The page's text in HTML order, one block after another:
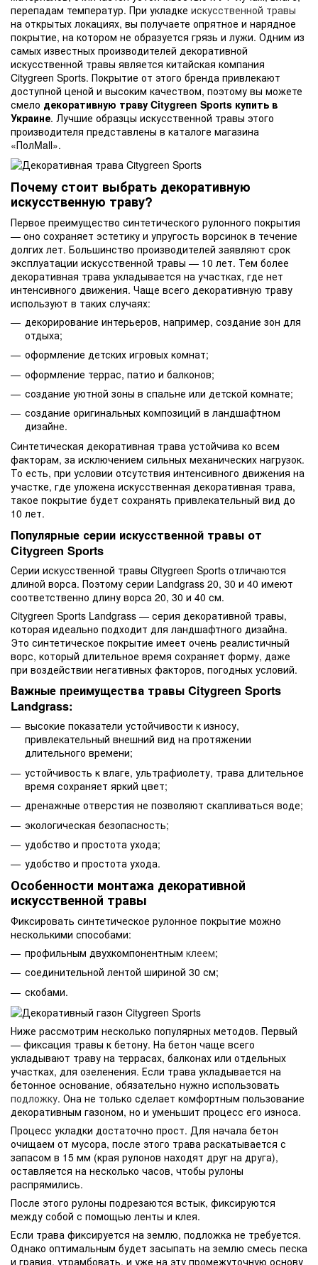
перепадам температур. При укладке искусственной травы
на открытых локациях, вы получаете опрятное и нарядное
покрытие, на котором не образуется грязь и лужи. Одним из
самых известных производителей декоративной
искусственной травы является китайская компания
Citygreen Sports. Покрытие от этого бренда привлекают
доступной ценой и высоким качеством, поэтому вы можете
смело декоративную траву Citygreen Sports купить в
Украине. Лучшие образцы искусственной травы этого
производителя представлены в каталоге магазина
«ПолMall».
Почему стоит выбрать декоративную
искусственную траву?
Первое преимущество синтетического рулонного покрытия
— оно сохраняет эстетику и упругость ворсинок в течение
долгих лет. Большинство производителей заявляют срок
эксплуатации искусственной травы — 10 лет. Тем более
декоративная трава укладывается на участках, где нет
интенсивного движения. Чаще всего декоративную траву
используют в таких случаях:
декорирование интерьеров, например, создание зон для
отдыха;
оформление детских игровых комнат;
оформление террас, патио и балконов;
создание уютной зоны в спальне или детской комнате;
создание оригинальных композиций в ландшафтном
дизайне.
Синтетическая декоративная трава устойчива ко всем
факторам, за исключением сильных механических нагрузок.
То есть, при условии отсутствия интенсивного движения на
участке, где уложена искусственная декоративная трава,
такое покрытие будет сохранять привлекательный вид до
10 лет.
Популярные серии искусственной травы от
Citygreen Sports
Серии искусственной травы Citygreen Sports отличаются
длиной ворса. Поэтому серии Landgrass 20, 30 и 40 имеют
соответственно длину ворса 20, 30 и 40 см.
Citygreen Sports Landgrass — серия декоративной травы,
которая идеально подходит для ландшафтного дизайна.
Это синтетическое покрытие имеет очень реалистичный
ворс, который длительное время сохраняет форму, даже
при воздействии негативных факторов, погодных условий.
Важные преимущества травы Citygreen Sports
Landgrass:
высокие показатели устойчивости к износу,
привлекательный внешний вид на протяжении
длительного времени;
устойчивость к влаге, ультрафиолету, трава длительное
время сохраняет яркий цвет;
дренажные отверстия не позволяют скапливаться воде;
экологическая безопасность;
удобство и простота ухода;
удобство и простота ухода.
Особенности монтажа декоративной
искусственной травы
Фиксировать синтетическое рулонное покрытие можно
несколькими способами:
профильным двухкомпонентным клеем;
соединительной лентой шириной 30 см;
скобами.
Ниже рассмотрим несколько популярных методов. Первый
— фиксация травы к бетону. На бетон чаще всего
укладывают траву на террасах, балконах или отдельных
участках, для озеленения. Если трава укладывается на
бетонное основание, обязательно нужно использовать
подложку. Она не только сделает комфортным пользование
декоративным газоном, но и уменьшит процесс его износа.
Процесс укладки достаточно прост. Для начала бетон
очищаем от мусора, после этого трава раскатывается с
запасом в 15 мм (края рулонов находят друг на друга),
оставляется на несколько часов, чтобы рулоны
распрямились.
После этого рулоны подрезаются встык, фиксируются
между собой с помощью ленты и клея.
Если трава фиксируется на землю, подложка не требуется.
Однако оптимальным будет засыпать на землю смесь песка
и гравия, утрамбовать, и уже на эту промежуточную основу